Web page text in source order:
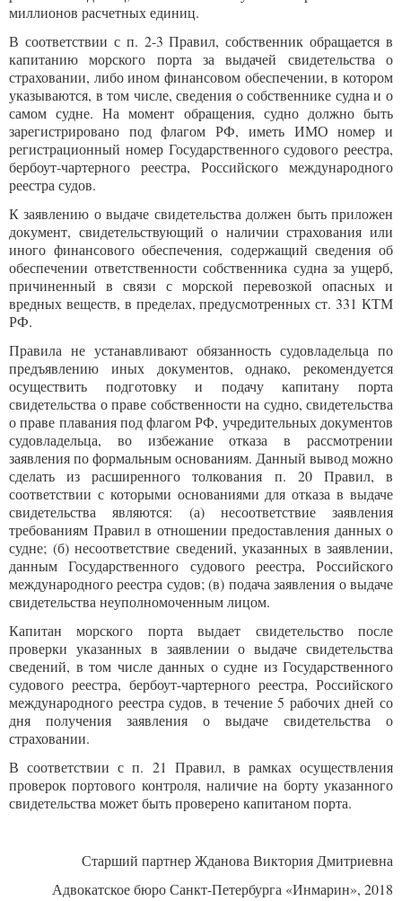
миллионов расчетных единиц.
В соответствии с п. 2-3 Правил, собственник обращается в
капитанию морского порта за выдачей свидетельства о
страховании, либо ином финансовом обеспечении, в котором
указываются, в том числе, сведения о собственнике судна и о
самом судне. На момент обращения, судно должно быть
зарегистрировано под флагом РФ, иметь ИМО номер и
регистрационный номер Государственного судового реестра,
бербоут-чартерного реестра, Российского международного
реестра судов.
К заявлению о выдаче свидетельства должен быть приложен
документ, свидетельствующий о наличии страхования или
иного финансового обеспечения, содержащий сведения об
обеспечении ответственности собственника судна за ущерб,
причиненный в связи с морской перевозкой опасных и
вредных веществ, в пределах, предусмотренных ст. 331 КТМ
РФ.
Правила не устанавливают обязанность судовладельца по
предъявлению иных документов, однако, рекомендуется
осуществить подготовку и подачу капитану порта
свидетельства о праве собственности на судно, свидетельства
о праве плавания под флагом РФ, учредительных документов
судовладельца, во избежание отказа в рассмотрении
заявления по формальным основаниям. Данный вывод можно
сделать из расширенного толкования п. 20 Правил, в
соответствии с которыми основаниями для отказа в выдаче
свидетельства являются: (а) несоответствие заявления
требованиям Правил в отношении предоставления данных о
судне; (б) несоответствие сведений, указанных в заявлении,
данным Государственного судового реестра, Российского
международного реестра судов; (в) подача заявления о выдаче
свидетельства неуполномоченным лицом.
Капитан морского порта выдает свидетельство после
проверки указанных в заявлении о выдаче свидетельства
сведений, в том числе данных о судне из Государственного
судового реестра, бербоут-чартерного реестра, Российского
международного реестра судов, в течение 5 рабочих дней со
дня получения заявления о выдаче свидетельства о
страховании.
В соответствии с п. 21 Правил, в рамках осуществления
проверок портового контроля, наличие на борту указанного
свидетельства может быть проверено капитаном порта.
Старший партнер Жданова Виктория Дмитриевна
Адвокатское бюро Санкт-Петербурга «Инмарин», 2018